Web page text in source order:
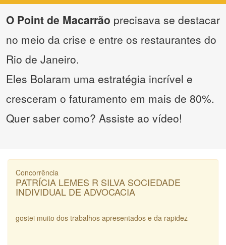
O Point de Macarrão precisava se destacar
no meio da crise e entre os restaurantes do
Rio de Janeiro.
Eles Bolaram uma estratégia incrível e
cresceram o faturamento em mais de 80%.
Quer saber como? Assiste ao vídeo!
Concorrência
PATRÍCIA LEMES R SILVA SOCIEDADE
INDIVIDUAL DE ADVOCACIA
gostei muito dos trabalhos apresentados e da rapidez